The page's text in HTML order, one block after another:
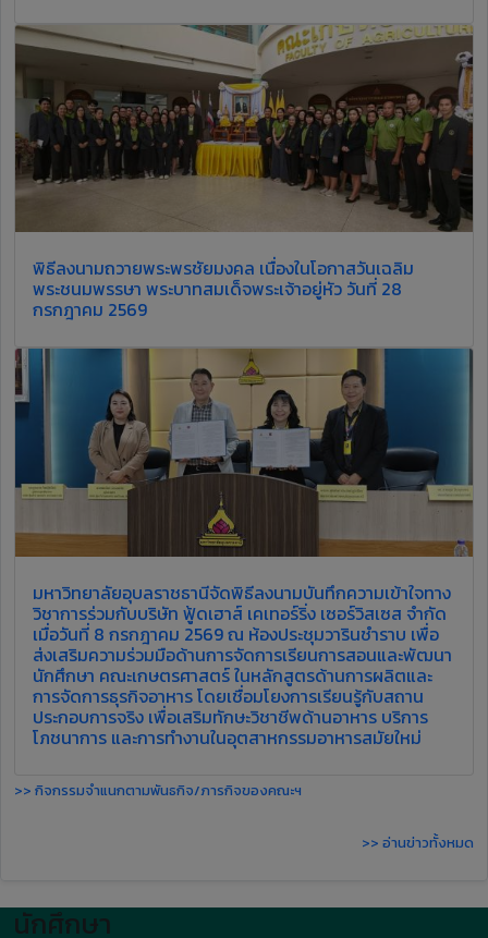
พิธีลงนามถวายพระพรชัยมงคล เนื่องในโอกาสวันเฉลิม
พระชนมพรรษา พระบาทสมเด็จพระเจ้าอยู่หัว วันที่ 28
กรกฎาคม 2569
มหาวิทยาลัยอุบลราชธานีจัดพิธีลงนามบันทึกความเข้าใจทาง
วิชาการร่วมกับบริษัท ฟู้ดเฮาส์ เคเทอร์ริ่ง เซอร์วิสเซส จำกัด
เมื่อวันที่ 8 กรกฎาคม 2569 ณ ห้องประชุมวารินชำราบ เพื่อ
ส่งเสริมความร่วมมือด้านการจัดการเรียนการสอนและพัฒนา
นักศึกษา คณะเกษตรศาสตร์ ในหลักสูตรด้านการผลิตและ
การจัดการธุรกิจอาหาร โดยเชื่อมโยงการเรียนรู้กับสถาน
ประกอบการจริง เพื่อเสริมทักษะวิชาชีพด้านอาหาร บริการ
โภชนาการ และการทำงานในอุตสาหกรรมอาหารสมัยใหม่
>> กิจกรรมจำแนกตามพันธกิจ/ภารกิจของคณะฯ
>> อ่านข่าวทั้งหมด
นักศึกษา